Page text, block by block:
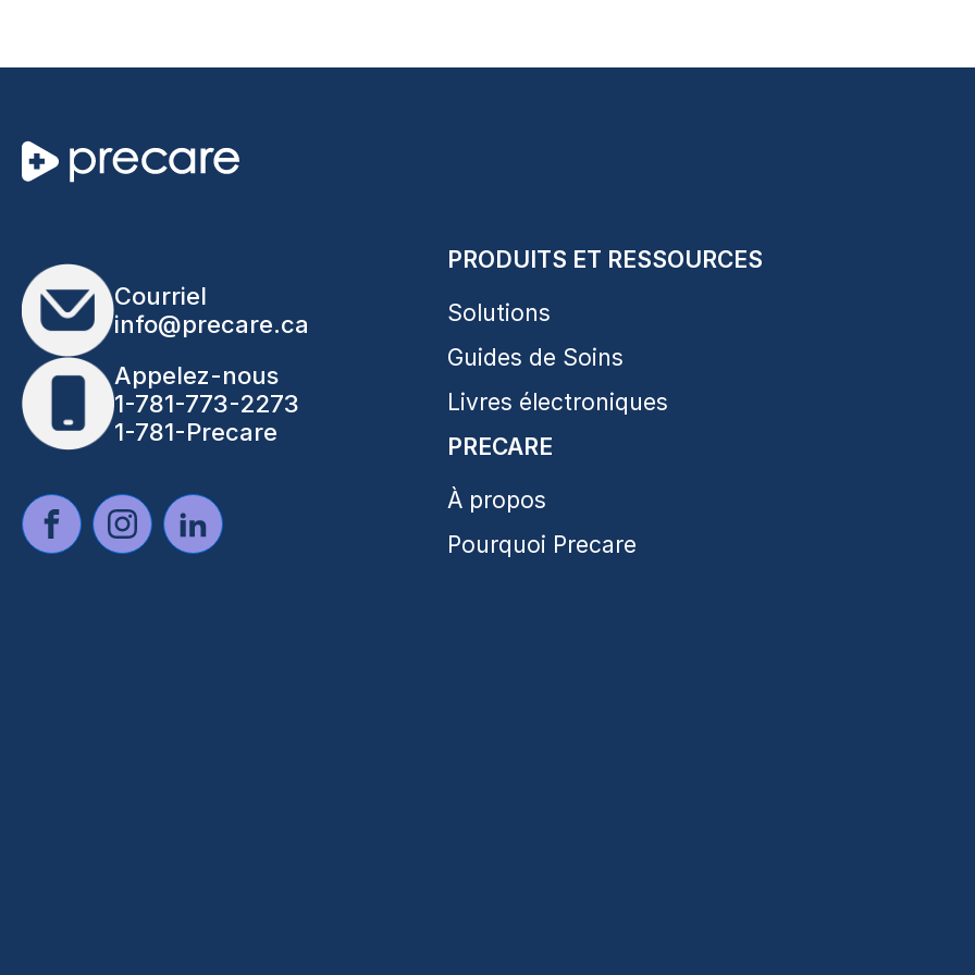
Courriel
info@precare.ca
Appelez-nous
1-781-773-2273
1-781-Precare
PRODUITS ET RESSOURCES
Solutions
Guides de Soins
Livres électroniques
PRECARE
À propos
Pourquoi Precare